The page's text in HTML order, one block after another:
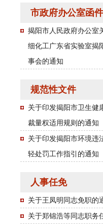
市政府办公室函件
揭阳市人民政府办公室
细化工广东省实验室揭
事会的通知
规范性文件
关于印发揭阳市卫生健
裁量权适用规则的通知
关于印发揭阳市环境违
轻处罚工作指引的通知
人事任免
关于王凤明同志免职的
关于郑锦浩等同志职务